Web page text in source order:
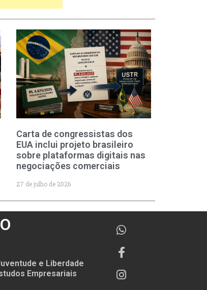
Carta de congressistas dos
EUA inclui projeto brasileiro
sobre plataformas digitais nas
negociações comerciais
27 de julho de 2026
e Liberdade
Empresariais